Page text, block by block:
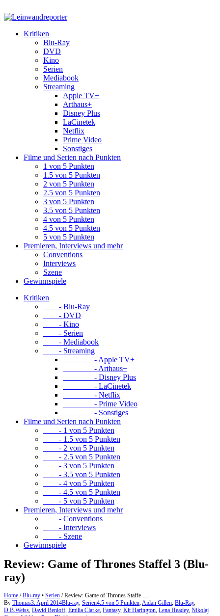
Kritiken
Blu-Ray
DVD
Kino
Serien
Mediabook
Streaming
Apple TV+
Arthaus+
Disney Plus
LaCinetek
Netflix
Prime Video
Sonstiges
Filme und Serien nach Punkten
1 von 5 Punkten
1.5 von 5 Punkten
2 von 5 Punkten
2.5 von 5 Punkten
3 von 5 Punkten
3.5 von 5 Punkten
4 von 5 Punkten
4.5 von 5 Punkten
5 von 5 Punkten
Premieren, Interviews und mehr
Conventions
Interviews
Szene
Gewinnspiele
Kritiken
- Blu-Ray
- DVD
- Kino
- Serien
- Mediabook
- Streaming
- Apple TV+
- Arthaus+
- Disney Plus
- LaCinetek
- Netflix
- Prime Video
- Sonstiges
Filme und Serien nach Punkten
- 1 von 5 Punkten
- 1.5 von 5 Punkten
- 2 von 5 Punkten
- 2.5 von 5 Punkten
- 3 von 5 Punkten
- 3.5 von 5 Punkten
- 4 von 5 Punkten
- 4.5 von 5 Punkten
- 5 von 5 Punkten
Premieren, Interviews und mehr
- Conventions
- Interviews
- Szene
Gewinnspiele
Review: Game of Thrones Staffel 3 (Blu-
ray)
Home /Blu-ray • Serien /Review: Game of Thrones Staffe …
By Thomas3. April 2014Blu-ray, Serien4.5 von 5 Punkten,Aidan Gillen, Blu-Ray,
D.B.Weiss, David Benioff, Emilia Clarke, Fantasy, Kit Harington, Lena Headey, Nikolaj